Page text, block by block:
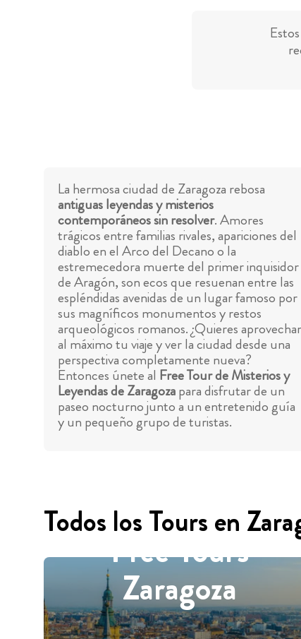
La hermosa ciudad de Zaragoza rebosa
antiguas leyendas y misterios
contemporáneos sin resolver. Amores
trágicos entre familias rivales, apariciones del
diablo en el Arco del Decano o la
estremecedora muerte del primer inquisidor
de Aragón, son ecos que resuenan entre las
espléndidas avenidas de un lugar famoso por
sus magníficos monumentos y restos
arqueológicos romanos. ¿Quieres aprovechar
al máximo tu viaje y ver la ciudad desde una
perspectiva completamente nueva?
Entonces únete al Free Tour de Misterios y
Leyendas de Zaragozapara disfrutar de un
paseo nocturno junto a un entretenido guía
y un pequeño grupo de turistas.
Todos los Tours en
Free Tours
Zaragoza